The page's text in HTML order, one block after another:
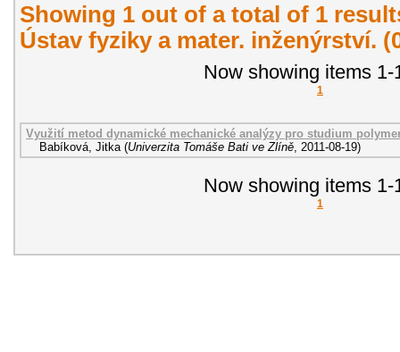
Showing 1 out of a total of 1
Ústav fyziky a mater. inženýrství.
Now showing items 1-
1
Využití metod dynamické mechanické analýzy pro studium
Babíková, Jitka (Univerzita Tomáše Bati ve Zlíně 2011-08-19)
Now showing items 1-
1